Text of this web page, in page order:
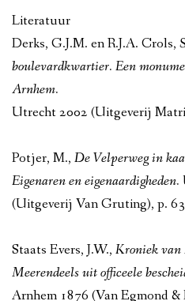
Literatuur
Derks, G.J.M. en R.J.A. Crols,
boulevardkwartier. Een
Arnhem.
Utrecht 2002 (Uitgeverij
Potjer, M., De Velperweg in
Eigenaren en eigenaardigheden.
(Uitgeverij Van Gruting), p.
Staats Evers, J.W., Kroniek
Meerendeels uit officeele
Arnhem 1876 (Van Egmond